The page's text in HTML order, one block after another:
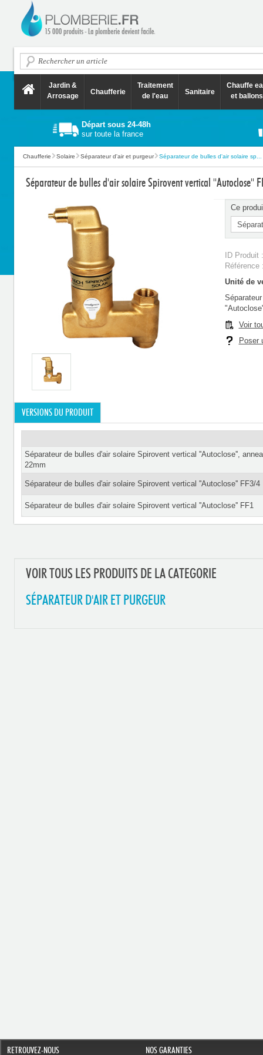
Jardin &
Arrosage
Chaufferie
Traitement
de l'eau
Sanitaire
Chauffe
et ballons
Départ sous 24-48h
sur toute la france
Chaufferie Solaire Séparateur d'air et purgeur Séparateur de bulles d'air solaire sp...
Séparateur de bulles d'air solaire Spirovent vertical ''Autoclose''
Ce
ID Produit
Unité de
Voir
Poser
VERSIONS DU PRODUIT
Séparateur de bulles d'air solaire Spirovent vertical ''Autoclose'',
22mm
Séparateur de bulles d'air solaire Spirovent vertical ''Autoclose'' FF3/4
Séparateur de bulles d'air solaire Spirovent vertical ''Autoclose'' FF1
VOIR TOUS LES PRODUITS DE LA CATEGORIE
SÉPARATEUR D'AIR ET PURGEUR
RETROUVEZ-NOUS NOS GARANTIES